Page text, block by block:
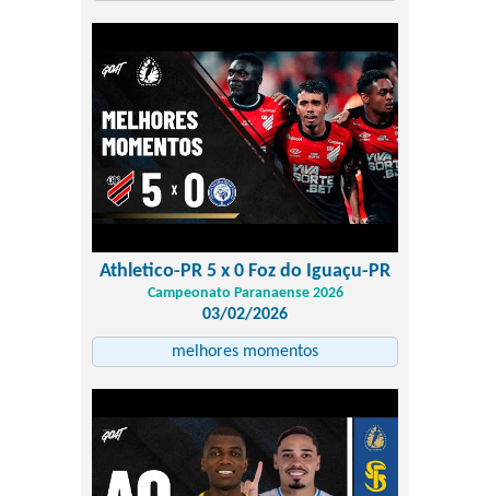
Athletico-PR 5 x 0 Foz do Iguaçu-PR
Campeonato Paranaense 2026
03/02/2026
melhores momentos